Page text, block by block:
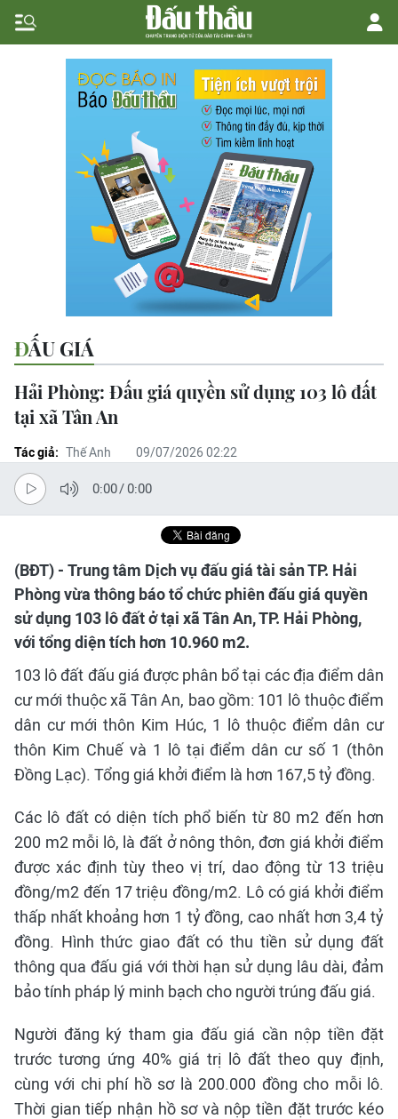
ĐẤU GIÁ
Hải Phòng: Đấu giá quyền sử dụng 103 lô đất
tại xã Tân An
Tác giả: Thế Anh 09/07/2026 02:22
0:00/0:00
(BĐT) - Trung tâm Dịch vụ đấu giá tài sản TP. Hải
Phòng vừa thông báo tổ chức phiên đấu giá quyền
sử dụng 103 lô đất ở tại xã Tân An, TP. Hải Phòng,
với tổng diện tích hơn 10.960 m2.
103 lô đất đấu giá được phân bổ tại các địa điểm dân
cư mới thuộc xã Tân An, bao gồm: 101 lô thuộc điểm
dân cư mới thôn Kim Húc, 1 lô thuộc điểm dân cư
thôn Kim Chuế và 1 lô tại điểm dân cư số 1 (thôn
Đồng Lạc). Tổng giá khởi điểm là hơn 167,5 tỷ đồng.
Các lô đất có diện tích phổ biến từ 80 m2 đến hơn
200 m2 mỗi lô, là đất ở nông thôn, đơn giá khởi điểm
được xác định tùy theo vị trí, dao động từ 13 triệu
đồng/m2 đến 17 triệu đồng/m2. Lô có giá khởi điểm
thấp nhất khoảng hơn 1 tỷ đồng, cao nhất hơn 3,4 tỷ
đồng. Hình thức giao đất có thu tiền sử dụng đất
thông qua đấu giá với thời hạn sử dụng lâu dài, đảm
bảo tính pháp lý minh bạch cho người trúng đấu giá.
Người đăng ký tham gia đấu giá cần nộp tiền đặt
trước tương ứng 40% giá trị lô đất theo quy định,
cùng với chi phí hồ sơ là 200.000 đồng cho mỗi lô.
Thời gian tiếp nhận hồ sơ và nộp tiền đặt trước kéo